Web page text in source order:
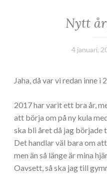
Nytt
4 januari,
Jaha, då var vi redan inne i
2017 har varit ett bra år,
att börja om på ny kula
ska bli året då jag började
Det handlar väl bara om
men än så länge är mina
Oavsett, så ska jag till